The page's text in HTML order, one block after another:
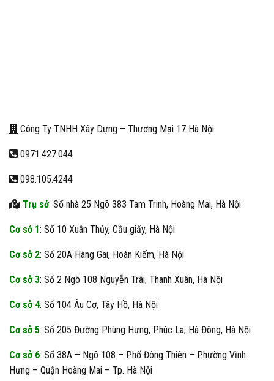
Công Ty TNHH Xây Dựng – Thương Mại 17 Hà Nội
0971.427.044
098.105.4244
Trụ sở: Số nhà 25 Ngõ 383 Tam Trinh, Hoàng Mai, Hà Nội
Cơ sở 1: Số 10 Xuân Thủy, Cầu giấy, Hà Nội
Cơ sở 2: Số 20A Hàng Gai, Hoàn Kiếm, Hà Nội
Cơ sở 3: Số 2 Ngõ 108 Nguyễn Trãi, Thanh Xuân, Hà Nội
Cơ sở 4: Số 104 Âu Cơ, Tây Hồ, Hà Nội
Cơ sở 5: Số 205 Đường Phùng Hưng, Phúc La, Hà Đông, Hà Nội
Cơ sở 6: Số 38A – Ngõ 108 – Phố Đông Thiên – Phường Vĩnh
Hưng – Quận Hoàng Mai – Tp. Hà Nội